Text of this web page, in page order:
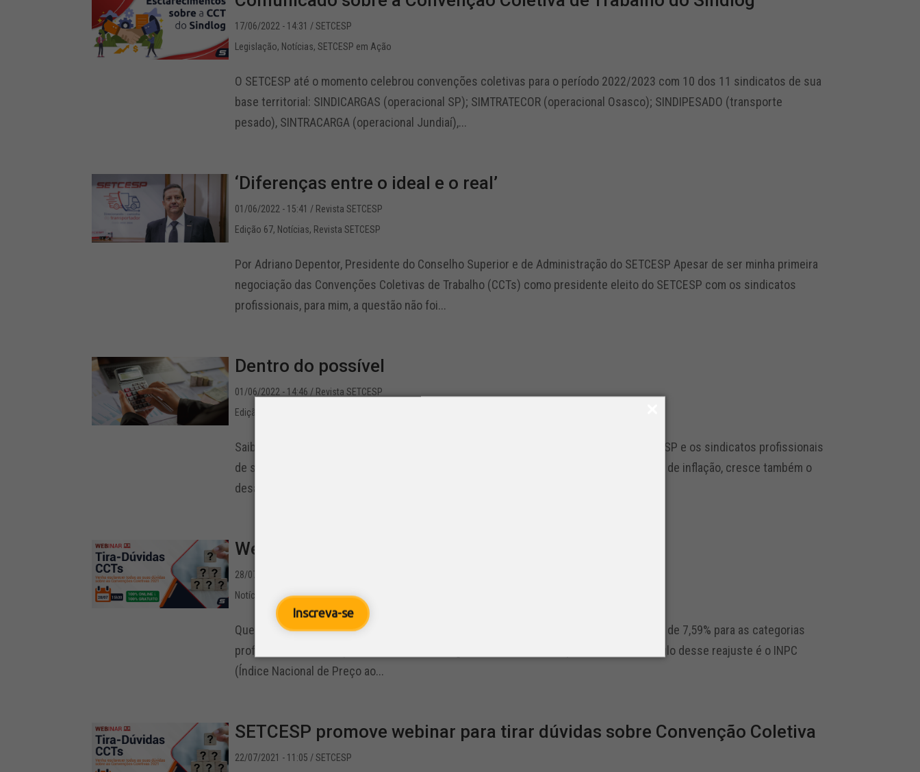
Inscreva-se
17/06/2022 - 14:31 / SETCESP
Legislação, Notícias,SETCESP em Ação
O SETCESP até o momento celebrou convenções coletivas para o período 2022/2023 com 10 dos 11 sindicatos de sua
base territorial: SINDICARGAS (operacional SP); SIMTRATECOR (operacional Osasco); SINDIPESADO (transporte
pesado), SINTRACARGA (operacional Jundiaí),...
‘Diferenças entre o ideal e o real’
01/06/2022 - 15:41 / Revista SETCESP
Edição 67, Notícias, Revista SETCESP
Por Adriano Depentor, Presidente do Conselho Superior e de Administração do SETCESP Apesar de ser minha primeira
negociação das Convenções Coletivas de Trabalho (CCTs) como presidente eleito do SETCESP com os sindicatos
profissionais, para mim, a questão não foi...
Dentro do possível
01/06/2022 - 14:46 / Revista SETCESP
Edição 67
Saiba o que ficou definido nas Convenções Coletivas de Trabalho (CCTs) entre o SETCESP e os sindicatos profissionais
de sua base, para a vigência de maio de 2022 a abril de 2023 Em um ano com alto índice de inflação, cresce também o
desafio de se negociar. “Está tudo...
Webinar sobre Convenções Coletivas acontece hoje
28/07/2021 - 12:28
Notícias
Webinar
Quero participar do webinar A nova Convenção Coletiva do Trabalho definiu um reajuste de 7,59% para as categorias
profissionais do transporte rodoviário de cargas. O índice utilizado para a base de cálculo desse reajuste é o INPC
(Índice Nacional de Preço ao...
SETCESP promove webinar para tirar dúvidas sobre Convenção Coletiva
22/07/2021 - 11:05 / SETCESP